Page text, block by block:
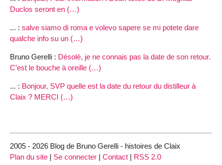
Duclos seront en (…)
... : salve siamo di roma e volevo sapere se mi potete dare
qualche info su un (…)
Bruno Gerelli : Désolé, je ne connais pas la date de son retour.
C’est le bouche à oreille (…)
... : Bonjour, SVP quelle est la date du retour du distilleur à
Claix ? MERCI (…)
2005 - 2026 Blog de Bruno Gerelli - histoires de Claix
Plan du site | Se connecter | Contact | RSS 2.0